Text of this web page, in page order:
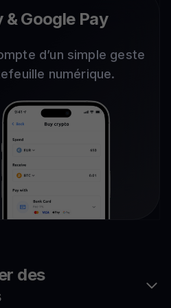
& Google Pay
d’un simple geste
numérique.
des